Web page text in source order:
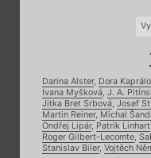
Darina Alster, Dora
Ivana Myšková, J. A.
Jitka Bret Srbová, Josef
Martin Reiner, Michal
Ondřej Lipár, Patrik Linhart
Roger Gilbert-Lecomte,
Stanislav Biler, Vojtěch